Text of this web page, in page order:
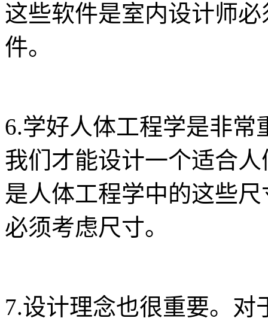
这些软件是室内设计师
件。
6.学好人体工程学是非
我们才能设计一个适合
是人体工程学中的这些
必须考虑尺寸。
7.设计理念也很重要。